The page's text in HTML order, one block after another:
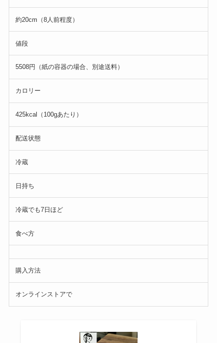
約20cm（8人前程度）
値段
5508円（紙の容器の場合、別途送料）
カロリー
425kcal（100gあたり）
配送状態
冷蔵
日持ち
冷蔵でも7日ほど
食べ方
購入方法
オンラインストアで